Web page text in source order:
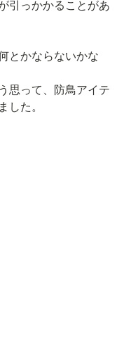
引っかかることがあ
とかならないかな
思って、防鳥アイテ
した。